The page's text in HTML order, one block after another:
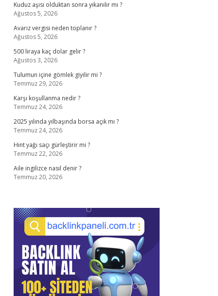
Kuduz aşısı olduktan sonra yıkanılır mı ?
Ağustos 5, 2026
Avarız vergisi neden toplanır ?
Ağustos 5, 2026
500 liraya kaç dolar gelir ?
Ağustos 3, 2026
Tulumun içine gömlek giyilir mi ?
Temmuz 29, 2026
Karşı koşullanma nedir ?
Temmuz 24, 2026
2025 yılında yılbaşında borsa açık mı ?
Temmuz 24, 2026
Hint yağı saçı gürleştirir mi ?
Temmuz 22, 2026
Aile ingilizce nasıl denir ?
Temmuz 20, 2026